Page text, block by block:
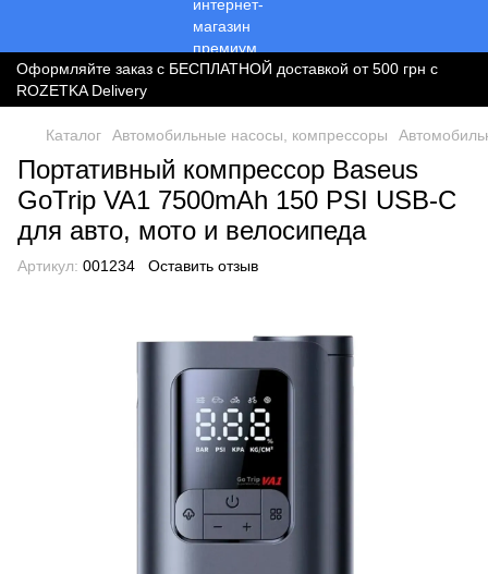
Оформляйте заказ с БЕСПЛАТНОЙ доставкой от 500 грн с
ROZETKA Delivery
Каталог Автомобильные насосы, компрессоры
Портативный компрессор Baseus
GoTrip VA1 7500mAh 150 PSI USB-C
для авто, мото и велосипеда
Артикул: 001234 Оставить отзыв